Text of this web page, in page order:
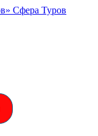
Сфера Туров